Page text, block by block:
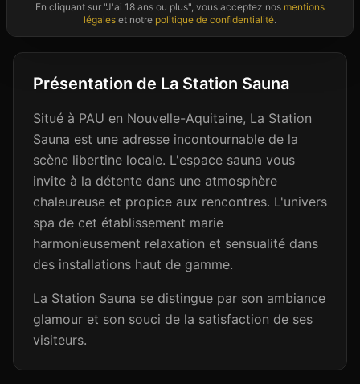
En cliquant sur "J'ai 18 ans ou plus", vous acceptez nos mentions
légales et notre politique de confidentialité.
Photos non contractuelles - Images d'ambiance à titre illustratif
Présentation de La Station Sauna
Situé à PAU en Nouvelle-Aquitaine, La Station
Sauna est une adresse incontournable de la
scène libertine locale. L'espace sauna vous
invite à la détente dans une atmosphère
chaleureuse et propice aux rencontres. L'univers
spa de cet établissement marie
harmonieusement relaxation et sensualité dans
des installations haut de gamme.
La Station Sauna se distingue par son ambiance
glamour et son souci de la satisfaction de ses
visiteurs.